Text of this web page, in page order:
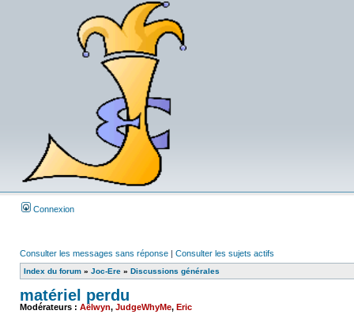
Connexion
Consulter les messages sans réponse | Consulter les sujets actifs
Index du forum » Joc-Ere » Discussions générales
matériel perdu
Modérateurs : Aëlwyn, JudgeWhyMe, Eric